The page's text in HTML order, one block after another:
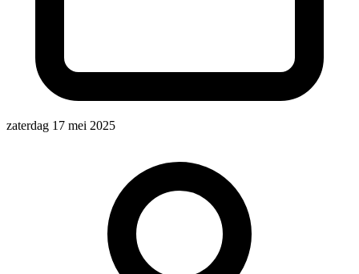
zaterdag 17 mei 2025